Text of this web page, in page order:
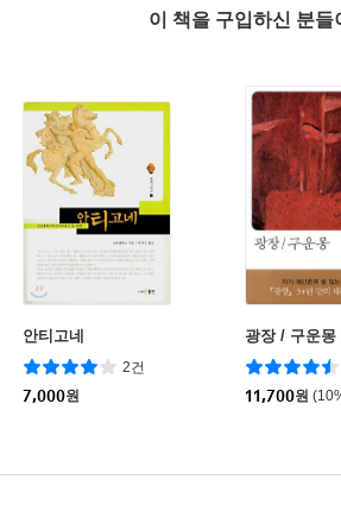
이 책을 구입하신 분
안티고네
2건
7,000원
광장 / 구운몽
11,700원